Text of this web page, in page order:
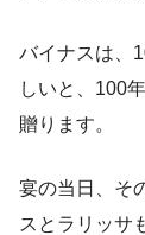
バイナスは、
しいと、100
贈ります。
宴の当日、そ
スとラリッサ